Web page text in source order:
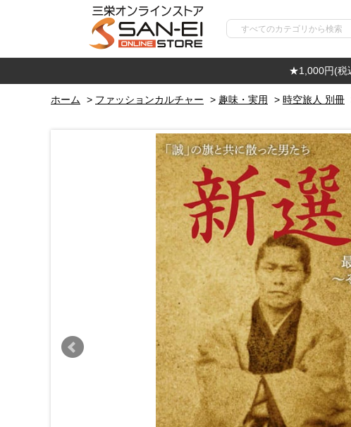
★1,000円(税
ホーム > ファッションカルチャー > 趣味・実用 > 時空旅人 別冊